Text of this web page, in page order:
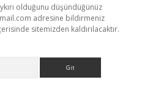
olduğunu düşündüğünüz
adresine bildirmeniz
sitemizden kaldırılacaktır.